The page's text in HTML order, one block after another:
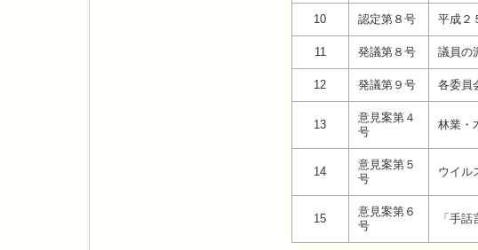
10 認定第８号 平成２
11 発議第８号 議員の
12 発議第９号 各委員
13
意見案第４
号
林業・
14
意見案第５
号
ウイル
15
意見案第６
号
「手